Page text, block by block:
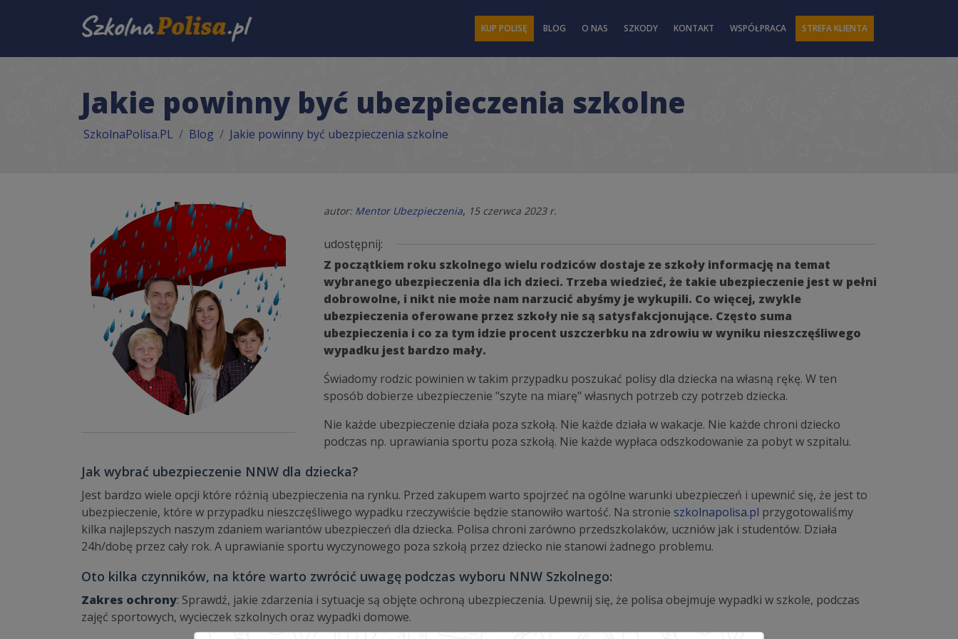
KUP POLISĘ BLOG O NAS SZKODY KONTAKT WSPÓŁPRACA STREFA KLIENTA
Jakie powinny być ubezpieczenia szkolne
SzkolnaPolisa.PL Blog Jakie powinny być ubezpieczenia szkolne
autor: Mentor Ubezpieczenia, 15 czerwca 2023 r.
udostępnij:
Z początkiem roku szkolnego wielu rodziców dostaje ze szkoły informację na temat
wybranego ubezpieczenia dla ich dzieci. Trzeba wiedzieć, że takie ubezpieczenie jest w pełni
dobrowolne, i nikt nie może nam narzucić abyśmy je wykupili. Co więcej, zwykle
ubezpieczenia oferowane przez szkoły nie są satysfakcjonujące. Często suma
ubezpieczenia i co za tym idzie procent uszczerbku na zdrowiu w wyniku nieszczęśliwego
wypadku jest bardzo mały.
Świadomy rodzic powinien w takim przypadku poszukać polisy dla dziecka na własną rękę. W ten
sposób dobierze ubezpieczenie "szyte na miarę" własnych potrzeb czy potrzeb dziecka.
Nie każde ubezpieczenie działa poza szkołą. Nie każde działa w wakacje. Nie każde chroni dziecko
podczas np. uprawiania sportu poza szkołą. Nie każde wypłaca odszkodowanie za pobyt w szpitalu.
Jak wybrać ubezpieczenie NNW dla dziecka?
Jest bardzo wiele opcji które różnią ubezpieczenia na rynku. Przed zakupem warto spojrzeć na ogólne warunki ubezpieczeń i upewnić się, że jest to
ubezpieczenie, które w przypadku nieszczęśliwego wypadku rzeczywiście będzie stanowiło wartość. Na stronie szkolnapolisa.pl przygotowaliśmy
kilka najlepszych naszym zdaniem wariantów ubezpieczeń dla dziecka. Polisa chroni zarówno przedszkolaków, uczniów jak i studentów. Działa
24h/dobę przez cały rok. A uprawianie sportu wyczynowego poza szkołą przez dziecko nie stanowi żadnego problemu.
Oto kilka czynników, na które warto zwrócić uwagę podczas wyboru NNW Szkolnego:
Zakres ochrony: Sprawdź, jakie zdarzenia i sytuacje są objęte ochroną ubezpieczenia. Upewnij się, że polisa obejmuje wypadki w szkole, podczas
zajęć sportowych, wycieczek szkolnych oraz wypadki domowe.